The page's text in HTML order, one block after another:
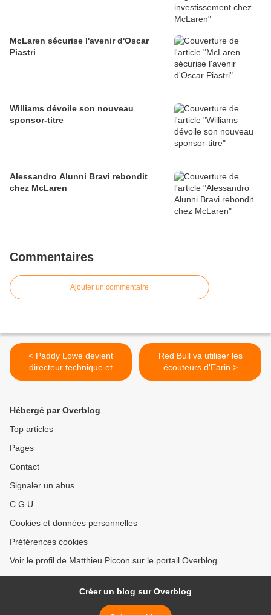
McLaren sécurise l'avenir d'Oscar
Piastri
Williams dévoile son nouveau
sponsor-titre
Alessandro Alunni Bravi rebondit
chez McLaren
Commentaires
Ajouter un commentaire
< Paddy Lowe devient
directeur technique et
actionnaire de Williams
Red Bull va utiliser les
écouteurs d'Earin >
Hébergé par Overblog
Top articles
Pages
Contact
Signaler un abus
C.G.U.
Cookies et données personnelles
Préférences cookies
Voir le profil de Matthieu Piccon sur le portail Overblog
Créer un blog sur Overblog